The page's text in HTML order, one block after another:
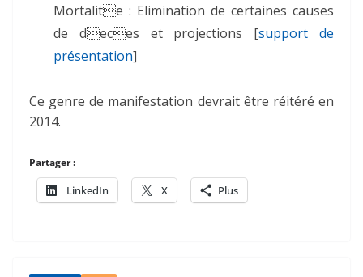
Mortalite : Elimination de certaines causes
de deces et projections [support de
présentation]
Ce genre de manifestation devrait être réitéré en
2014.
Partager :
LinkedIn X Plus